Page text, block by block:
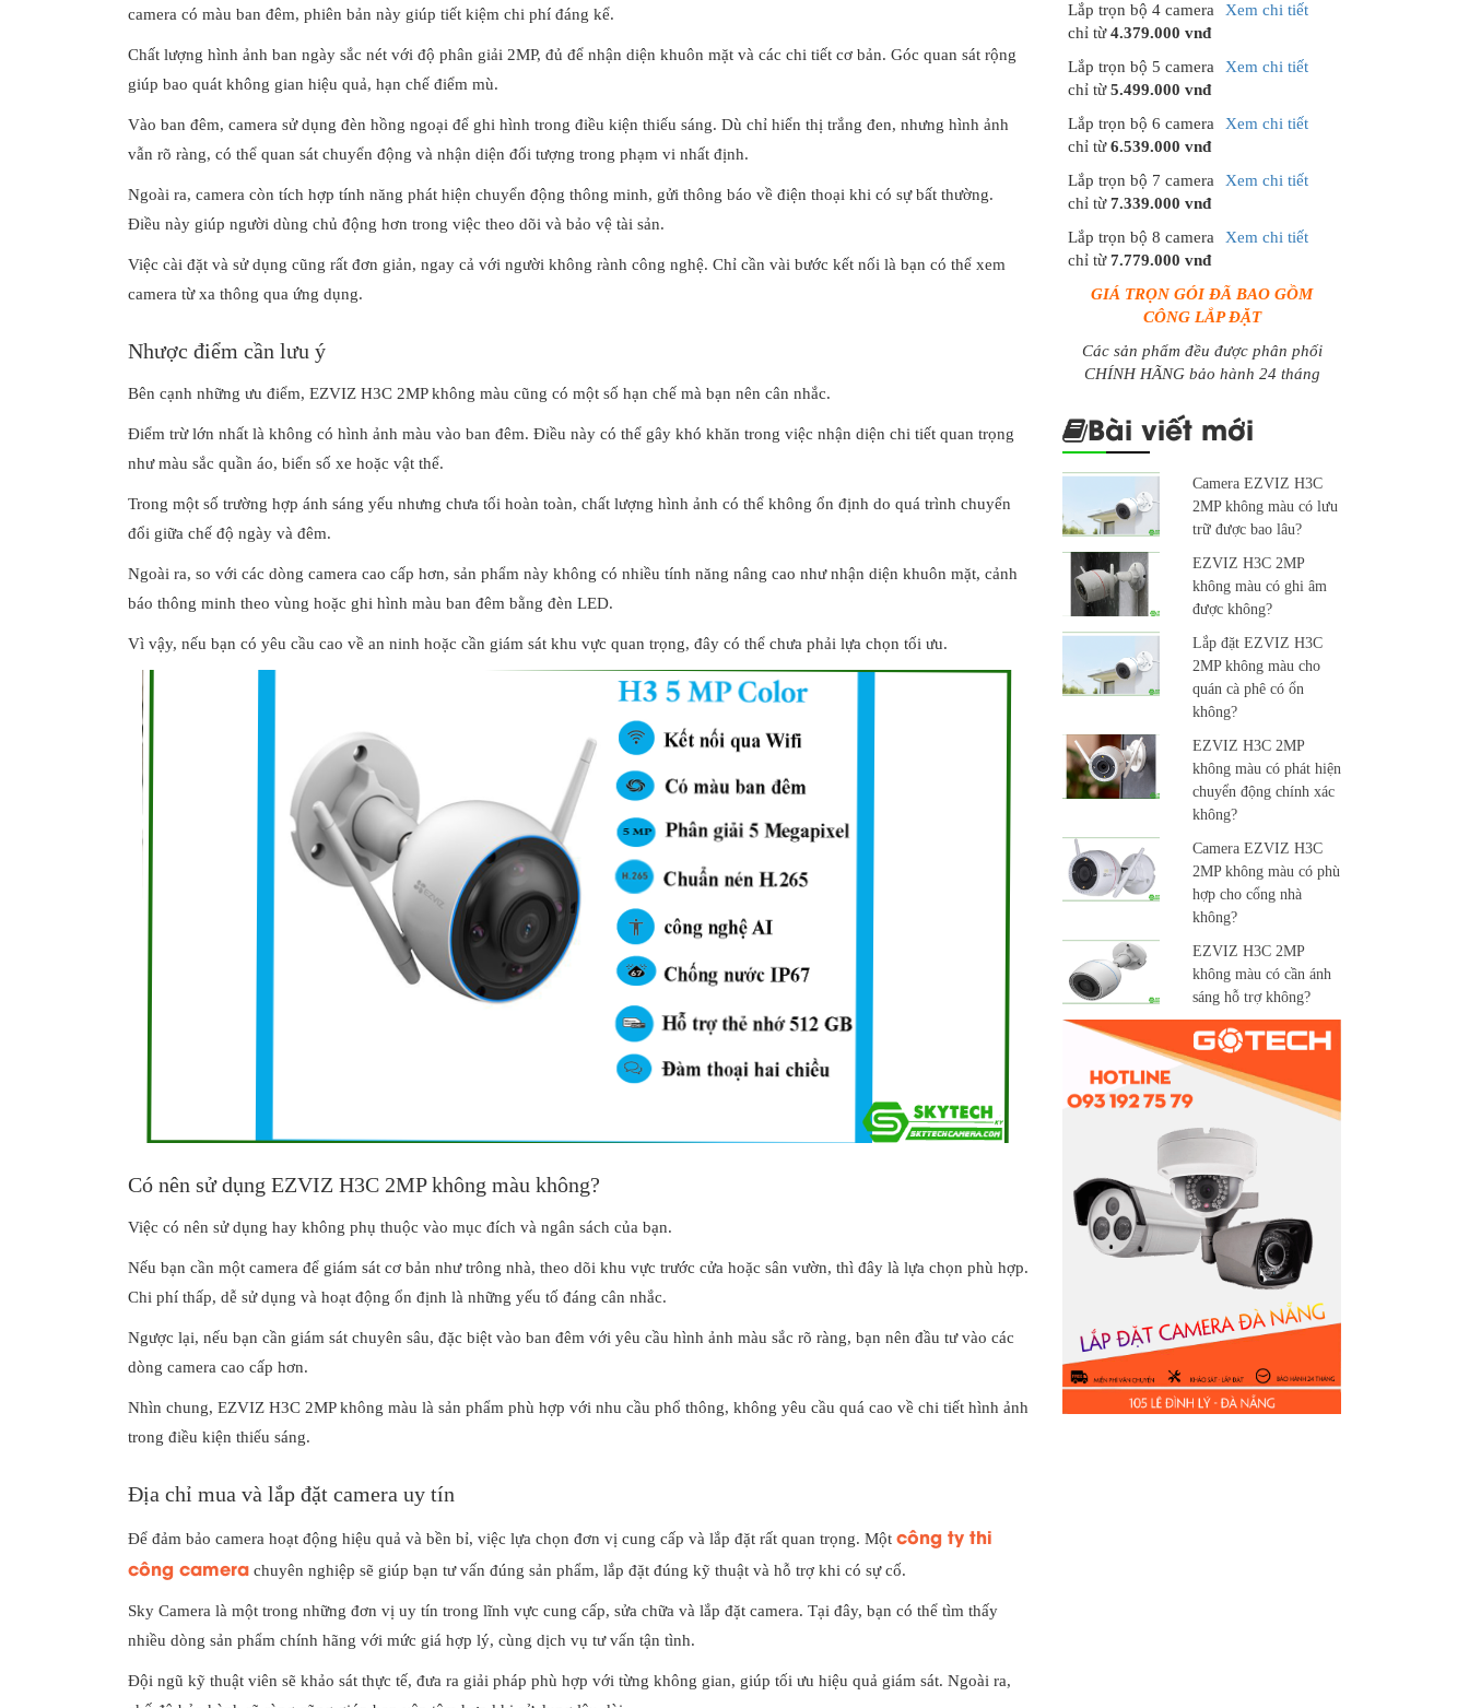
camera có màu ban đêm, phiên bản này giúp tiết kiệm chi phí đáng kể.
Chất lượng hình ảnh ban ngày sắc nét với độ phân giải 2MP, đủ để nhận diện khuôn mặt và các chi tiết cơ bản. Góc quan sát rộng
giúp bao quát không gian hiệu quả, hạn chế điểm mù.
Vào ban đêm, camera sử dụng đèn hồng ngoại để ghi hình trong điều kiện thiếu sáng. Dù chỉ hiển thị trắng đen, nhưng hình ảnh
vẫn rõ ràng, có thể quan sát chuyển động và nhận diện đối tượng trong phạm vi nhất định.
Ngoài ra, camera còn tích hợp tính năng phát hiện chuyển động thông minh, gửi thông báo về điện thoại khi có sự bất thường.
Điều này giúp người dùng chủ động hơn trong việc theo dõi và bảo vệ tài sản.
Việc cài đặt và sử dụng cũng rất đơn giản, ngay cả với người không rành công nghệ. Chỉ cần vài bước kết nối là bạn có thể xem
camera từ xa thông qua ứng dụng.
Nhược điểm cần lưu ý
Bên cạnh những ưu điểm, EZVIZ H3C 2MP không màu cũng có một số hạn chế mà bạn nên cân nhắc.
Điểm trừ lớn nhất là không có hình ảnh màu vào ban đêm. Điều này có thể gây khó khăn trong việc nhận diện chi tiết quan trọng
như màu sắc quần áo, biển số xe hoặc vật thể.
Trong một số trường hợp ánh sáng yếu nhưng chưa tối hoàn toàn, chất lượng hình ảnh có thể không ổn định do quá trình chuyển
đổi giữa chế độ ngày và đêm.
Ngoài ra, so với các dòng camera cao cấp hơn, sản phẩm này không có nhiều tính năng nâng cao như nhận diện khuôn mặt, cảnh
báo thông minh theo vùng hoặc ghi hình màu ban đêm bằng đèn LED.
Vì vậy, nếu bạn có yêu cầu cao về an ninh hoặc cần giám sát khu vực quan trọng, đây có thể chưa phải lựa chọn tối ưu.
Có nên sử dụng EZVIZ H3C 2MP không màu không?
Việc có nên sử dụng hay không phụ thuộc vào mục đích và ngân sách của bạn.
Nếu bạn cần một camera để giám sát cơ bản như trông nhà, theo dõi khu vực trước cửa hoặc sân vườn, thì đây là lựa chọn phù hợp.
Chi phí thấp, dễ sử dụng và hoạt động ổn định là những yếu tố đáng cân nhắc.
Ngược lại, nếu bạn cần giám sát chuyên sâu, đặc biệt vào ban đêm với yêu cầu hình ảnh màu sắc rõ ràng, bạn nên đầu tư vào các
dòng camera cao cấp hơn.
Nhìn chung, EZVIZ H3C 2MP không màu là sản phẩm phù hợp với nhu cầu phổ thông, không yêu cầu quá cao về chi tiết hình ảnh
trong điều kiện thiếu sáng.
Địa chỉ mua và lắp đặt camera uy tín
Để đảm bảo camera hoạt động hiệu quả và bền bỉ, việc lựa chọn đơn vị cung cấp và lắp đặt rất quan trọng. Một công ty thi
công camera chuyên nghiệp sẽ giúp bạn tư vấn đúng sản phẩm, lắp đặt đúng kỹ thuật và hỗ trợ khi có sự cố.
Sky Camera là một trong những đơn vị uy tín trong lĩnh vực cung cấp, sửa chữa và lắp đặt camera. Tại đây, bạn có thể tìm thấy
nhiều dòng sản phẩm chính hãng với mức giá hợp lý, cùng dịch vụ tư vấn tận tình.
Đội ngũ kỹ thuật viên sẽ khảo sát thực tế, đưa ra giải pháp phù hợp với từng không gian, giúp tối ưu hiệu quả giám sát. Ngoài ra,
Lắp trọn bộ 4 camera
chỉ từ4.379.000 vnđ
Xem chi tiết
Lắp trọn bộ 5 camera
chỉ từ5.499.000 vnđ
Xem chi tiết
Lắp trọn bộ 6 camera
chỉ từ6.539.000 vnđ
Xem chi tiết
Lắp trọn bộ 7 camera
chỉ từ7.339.000 vnđ
Xem chi tiết
Lắp trọn bộ 8 camera
chỉ từ7.779.000 vnđ
Xem chi tiết
GIÁ TRỌN GÓI ĐÃ BAO GỒM
CÔNG LẮP ĐẶT
Các sản phẩm đều được phân phối
CHÍNH HÃNG bảo hành 24 tháng
Bài viết mới
Camera EZVIZ H3C
2MP không màu có lưu
trữ được bao lâu?
EZVIZ H3C 2MP
không màu có ghi âm
được không?
Lắp đặt EZVIZ H3C
2MP không màu cho
quán cà phê có ổn
không?
EZVIZ H3C 2MP
không màu có phát hiện
chuyển động chính xác
không?
Camera EZVIZ H3C
2MP không màu có phù
hợp cho cổng nhà
không?
EZVIZ H3C 2MP
không màu có cần ánh
sáng hỗ trợ không?